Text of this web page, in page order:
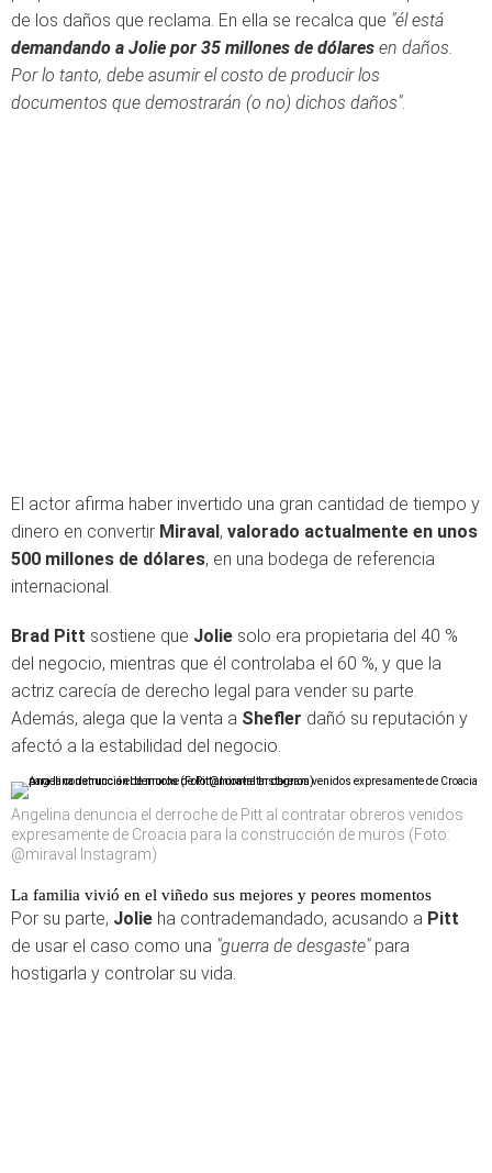
de los daños que reclama. En ella se recalca que "él está
demandando a Jolie por 35 millones de dólares en daños.
Por lo tanto, debe asumir el costo de producir los
documentos que demostrarán (o no) dichos daños".
El actor afirma haber invertido una gran cantidad de tiempo y
dinero en convertir Miraval, valorado actualmente en unos
500 millones de dólares, en una bodega de referencia
internacional.
Brad Pitt sostiene que Jolie solo era propietaria del 40 %
del negocio, mientras que él controlaba el 60 %, y que la
actriz carecía de derecho legal para vender su parte.
Además, alega que la venta a Shefler dañó su reputación y
afectó a la estabilidad del negocio.
Angelina denuncia el derroche de Pitt al contratar obreros venidos
expresamente de Croacia para la construcción de muros (Foto:
@miraval Instagram)
La familia vivió en el viñedo sus mejores y peores momentos
Por su parte, Jolie ha contrademandado, acusando a Pitt
de usar el caso como una "guerra de desgaste"para
hostigarla y controlar su vida.